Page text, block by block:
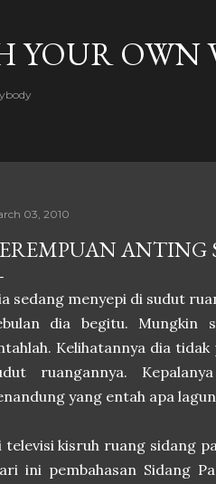
YOUR OWN
03, 2010
ANTING
sedang menyepi di sudut
dia begitu. Mungkin
Kelihatannya dia
ruangannya.
yang entah apa
televisi kisruh ruang sidang
ini pembahasan Sidang